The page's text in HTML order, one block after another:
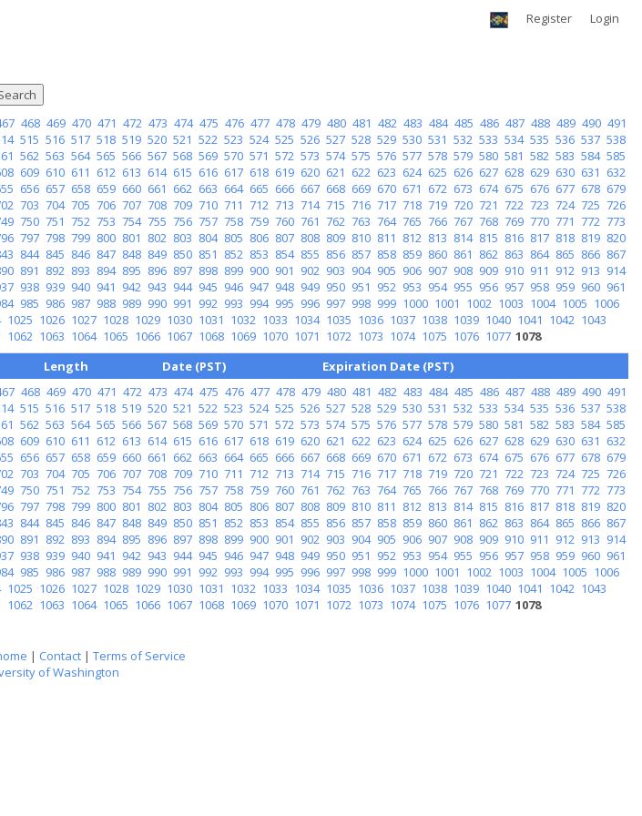
Register Login
468 469 470 471 472 473 474 475 476 477 478 479 480 481 482 483 484 485 486 487 488 489 490 491
515 516 517 518 519 520 521 522 523 524 525 526 527 528 529 530 531 532 533 534 535 536 537 538
562 563 564 565 566 567 568 569 570 571 572 573 574 575 576 577 578 579 580 581 582 583 584 585
609 610 611 612 613 614 615 616 617 618 619 620 621 622 623 624 625 626 627 628 629 630 631 632
656 657 658 659 660 661 662 663 664 665 666 667 668 669 670 671 672 673 674 675 676 677 678 679
703 704 705 706 707 708 709 710 711 712 713 714 715 716 717 718 719 720 721 722 723 724 725 726
750 751 752 753 754 755 756 757 758 759 760 761 762 763 764 765 766 767 768 769 770 771 772 773
797 798 799 800 801 802 803 804 805 806 807 808 809 810 811 812 813 814 815 816 817 818 819 820
844 845 846 847 848 849 850 851 852 853 854 855 856 857 858 859 860 861 862 863 864 865 866 867
891 892 893 894 895 896 897 898 899 900 901 902 903 904 905 906 907 908 909 910 911 912 913 914
938 939 940 941 942 943 944 945 946 947 948 949 950 951 952 953 954 955 956 957 958 959 960 961
985 986 987 988 989 990 991 992 993 994 995 996 997 998 999 1000 1001 1002 1003 1004 1005 1006
1025 1026 1027 1028 1029 1030 1031 1032 1033 1034 1035 1036 1037 1038 1039 1040 1041 1042 1043
1062 1063 1064 1065 1066 1067 1068 1069 1070 1071 1072 1073 1074 1075 1076 1077 1078
Length Date (PST)
Expiration Date (PST)
468 469 470 471 472 473 474 475 476 477 478 479 480 481 482 483 484 485 486 487 488 489 490 491
515 516 517 518 519 520 521 522 523 524 525 526 527 528 529 530 531 532 533 534 535 536 537 538
562 563 564 565 566 567 568 569 570 571 572 573 574 575 576 577 578 579 580 581 582 583 584 585
609 610 611 612 613 614 615 616 617 618 619 620 621 622 623 624 625 626 627 628 629 630 631 632
656 657 658 659 660 661 662 663 664 665 666 667 668 669 670 671 672 673 674 675 676 677 678 679
703 704 705 706 707 708 709 710 711 712 713 714 715 716 717 718 719 720 721 722 723 724 725 726
750 751 752 753 754 755 756 757 758 759 760 761 762 763 764 765 766 767 768 769 770 771 772 773
797 798 799 800 801 802 803 804 805 806 807 808 809 810 811 812 813 814 815 816 817 818 819 820
844 845 846 847 848 849 850 851 852 853 854 855 856 857 858 859 860 861 862 863 864 865 866 867
891 892 893 894 895 896 897 898 899 900 901 902 903 904 905 906 907 908 909 910 911 912 913 914
938 939 940 941 942 943 944 945 946 947 948 949 950 951 952 953 954 955 956 957 958 959 960 961
985 986 987 988 989 990 991 992 993 994 995 996 997 998 999 1000 1001 1002 1003 1004 1005 1006
1025 1026 1027 1028 1029 1030 1031 1032 1033 1034 1035 1036 1037 1038 1039 1040 1041 1042 1043
1062 1063 1064 1065 1066 1067 1068 1069 1070 1071 1072 1073 1074 1075 1076 1077 1078
| Contact | Terms of Service
of Washington